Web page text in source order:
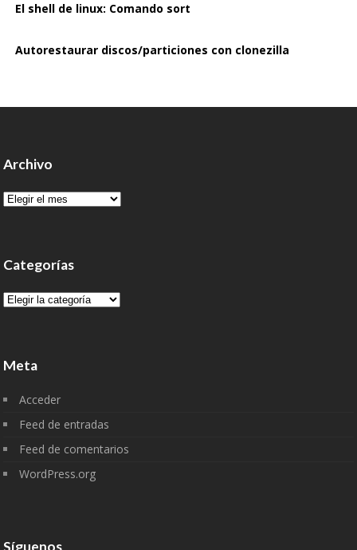
El shell de linux: Comando sort
Autorestaurar discos/particiones con clonezilla
Archivo
Archivo
Categorías
Categorías
Meta
Acceder
Feed de entradas
Feed de comentarios
WordPress.org
Síguenos